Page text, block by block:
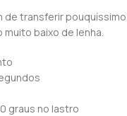
de transferir pouquíssimo
baixo de lenha.
graus no lastro